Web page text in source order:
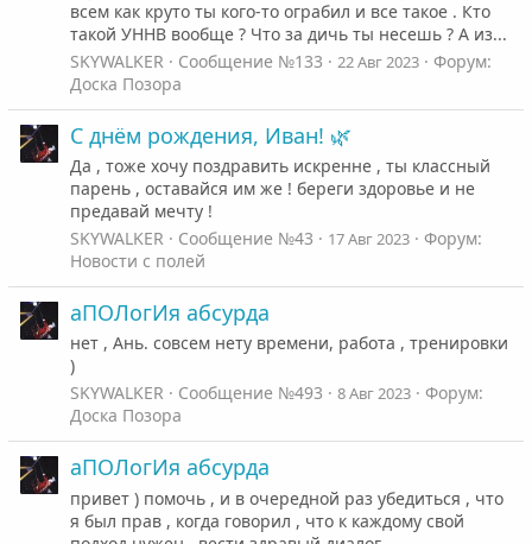
всем как круто ты кого-то ограбил и все такое . Кто
такой УННВ вообще ? Что за дичь ты несешь ? А из...
SKYWALKER
Сообщение №133 22 Авг 2023
Форум:
Доска Позора
С днëм рождения, Иван! 🌿
Да , тоже хочу поздравить искренне , ты классный
парень , оставайся им же ! береги здоровье и не
предавай мечту !
SKYWALKER
Сообщение №43 17 Авг 2023
Форум:
Новости с полей
аПОЛогИя абсурда
нет , Ань. совсем нету времени, работа , тренировки
)
SKYWALKER
Сообщение №493 8 Авг 2023
Форум:
Доска Позора
аПОЛогИя абсурда
привет ) помочь , и в очередной раз убедиться , что
я был прав , когда говорил , что к каждому свой